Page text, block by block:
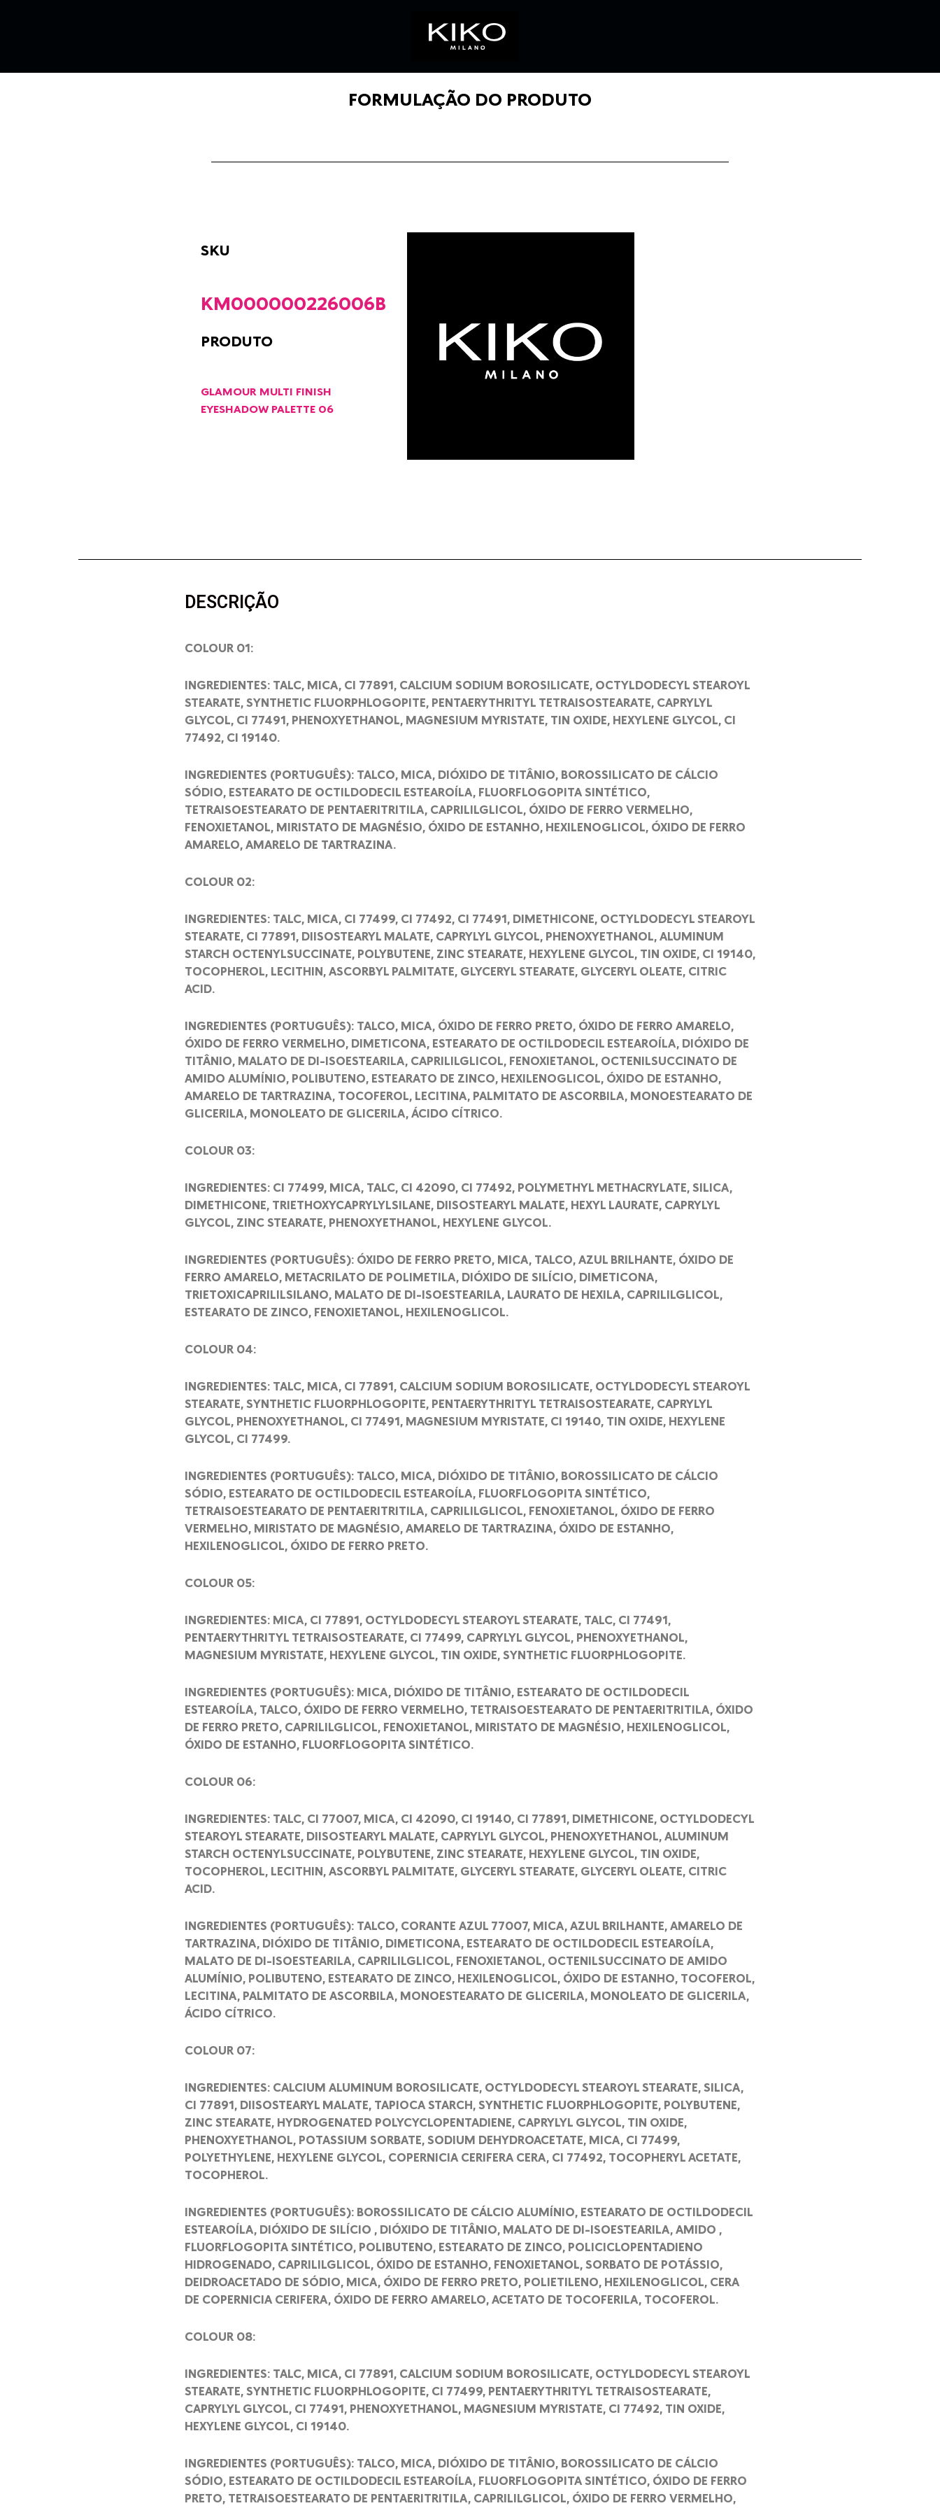
FORMULAÇÃO DO PRODUTO
SKU
KM000000226006B
PRODUTO
GLAMOUR MULTI FINISH
EYESHADOW PALETTE 06
DESCRIÇÃO
COLOUR 01:
INGREDIENTES: TALC, MICA, CI 77891, CALCIUM SODIUM BOROSILICATE, OCTYLDODECYL STEAROYL
STEARATE, SYNTHETIC FLUORPHLOGOPITE, PENTAERYTHRITYL TETRAISOSTEARATE, CAPRYLYL
GLYCOL, CI 77491, PHENOXYETHANOL, MAGNESIUM MYRISTATE, TIN OXIDE, HEXYLENE GLYCOL, CI
77492, CI 19140.
INGREDIENTES (PORTUGUÊS): TALCO, MICA, DIÓXIDO DE TITÂNIO, BOROSSILICATO DE CÁLCIO
SÓDIO, ESTEARATO DE OCTILDODECIL ESTEAROÍLA, FLUORFLOGOPITA SINTÉTICO,
TETRAISOESTEARATO DE PENTAERITRITILA, CAPRILILGLICOL, ÓXIDO DE FERRO VERMELHO,
FENOXIETANOL, MIRISTATO DE MAGNÉSIO, ÓXIDO DE ESTANHO, HEXILENOGLICOL, ÓXIDO DE FERRO
AMARELO, AMARELO DE TARTRAZINA.
COLOUR 02:
INGREDIENTES: TALC, MICA, CI 77499, CI 77492, CI 77491, DIMETHICONE, OCTYLDODECYL STEAROYL
STEARATE, CI 77891, DIISOSTEARYL MALATE, CAPRYLYL GLYCOL, PHENOXYETHANOL, ALUMINUM
STARCH OCTENYLSUCCINATE, POLYBUTENE, ZINC STEARATE, HEXYLENE GLYCOL, TIN OXIDE, CI 19140,
TOCOPHEROL, LECITHIN, ASCORBYL PALMITATE, GLYCERYL STEARATE, GLYCERYL OLEATE, CITRIC
ACID.
INGREDIENTES (PORTUGUÊS): TALCO, MICA, ÓXIDO DE FERRO PRETO, ÓXIDO DE FERRO AMARELO,
ÓXIDO DE FERRO VERMELHO, DIMETICONA, ESTEARATO DE OCTILDODECIL ESTEAROÍLA, DIÓXIDO DE
TITÂNIO, MALATO DE DI-ISOESTEARILA, CAPRILILGLICOL, FENOXIETANOL, OCTENILSUCCINATO DE
AMIDO ALUMÍNIO, POLIBUTENO, ESTEARATO DE ZINCO, HEXILENOGLICOL, ÓXIDO DE ESTANHO,
AMARELO DE TARTRAZINA, TOCOFEROL, LECITINA, PALMITATO DE ASCORBILA, MONOESTEARATO DE
GLICERILA, MONOLEATO DE GLICERILA, ÁCIDO CÍTRICO.
COLOUR 03:
INGREDIENTES: CI 77499, MICA, TALC, CI 42090, CI 77492, POLYMETHYL METHACRYLATE, SILICA,
DIMETHICONE, TRIETHOXYCAPRYLYLSILANE, DIISOSTEARYL MALATE, HEXYL LAURATE, CAPRYLYL
GLYCOL, ZINC STEARATE, PHENOXYETHANOL, HEXYLENE GLYCOL.
INGREDIENTES (PORTUGUÊS): ÓXIDO DE FERRO PRETO, MICA, TALCO, AZUL BRILHANTE, ÓXIDO DE
FERRO AMARELO, METACRILATO DE POLIMETILA, DIÓXIDO DE SILÍCIO, DIMETICONA,
TRIETOXICAPRILILSILANO, MALATO DE DI-ISOESTEARILA, LAURATO DE HEXILA, CAPRILILGLICOL,
ESTEARATO DE ZINCO, FENOXIETANOL, HEXILENOGLICOL.
COLOUR 04:
INGREDIENTES: TALC, MICA, CI 77891, CALCIUM SODIUM BOROSILICATE, OCTYLDODECYL STEAROYL
STEARATE, SYNTHETIC FLUORPHLOGOPITE, PENTAERYTHRITYL TETRAISOSTEARATE, CAPRYLYL
GLYCOL, PHENOXYETHANOL, CI 77491, MAGNESIUM MYRISTATE, CI 19140, TIN OXIDE, HEXYLENE
GLYCOL, CI 77499.
INGREDIENTES (PORTUGUÊS): TALCO, MICA, DIÓXIDO DE TITÂNIO, BOROSSILICATO DE CÁLCIO
SÓDIO, ESTEARATO DE OCTILDODECIL ESTEAROÍLA, FLUORFLOGOPITA SINTÉTICO,
TETRAISOESTEARATO DE PENTAERITRITILA, CAPRILILGLICOL, FENOXIETANOL, ÓXIDO DE FERRO
VERMELHO, MIRISTATO DE MAGNÉSIO, AMARELO DE TARTRAZINA, ÓXIDO DE ESTANHO,
HEXILENOGLICOL, ÓXIDO DE FERRO PRETO.
COLOUR 05:
INGREDIENTES: MICA, CI 77891, OCTYLDODECYL STEAROYL STEARATE, TALC, CI 77491,
PENTAERYTHRITYL TETRAISOSTEARATE, CI 77499, CAPRYLYL GLYCOL, PHENOXYETHANOL,
MAGNESIUM MYRISTATE, HEXYLENE GLYCOL, TIN OXIDE, SYNTHETIC FLUORPHLOGOPITE.
INGREDIENTES (PORTUGUÊS): MICA, DIÓXIDO DE TITÂNIO, ESTEARATO DE OCTILDODECIL
ESTEAROÍLA, TALCO, ÓXIDO DE FERRO VERMELHO, TETRAISOESTEARATO DE PENTAERITRITILA, ÓXIDO
DE FERRO PRETO, CAPRILILGLICOL, FENOXIETANOL, MIRISTATO DE MAGNÉSIO, HEXILENOGLICOL,
ÓXIDO DE ESTANHO, FLUORFLOGOPITA SINTÉTICO.
COLOUR 06:
INGREDIENTES: TALC, CI 77007, MICA, CI 42090, CI 19140, CI 77891, DIMETHICONE, OCTYLDODECYL
STEAROYL STEARATE, DIISOSTEARYL MALATE, CAPRYLYL GLYCOL, PHENOXYETHANOL, ALUMINUM
STARCH OCTENYLSUCCINATE, POLYBUTENE, ZINC STEARATE, HEXYLENE GLYCOL, TIN OXIDE,
TOCOPHEROL, LECITHIN, ASCORBYL PALMITATE, GLYCERYL STEARATE, GLYCERYL OLEATE, CITRIC
ACID.
INGREDIENTES (PORTUGUÊS): TALCO, CORANTE AZUL 77007, MICA, AZUL BRILHANTE, AMARELO DE
TARTRAZINA, DIÓXIDO DE TITÂNIO, DIMETICONA, ESTEARATO DE OCTILDODECIL ESTEAROÍLA,
MALATO DE DI-ISOESTEARILA, CAPRILILGLICOL, FENOXIETANOL, OCTENILSUCCINATO DE AMIDO
ALUMÍNIO, POLIBUTENO, ESTEARATO DE ZINCO, HEXILENOGLICOL, ÓXIDO DE ESTANHO, TOCOFEROL,
LECITINA, PALMITATO DE ASCORBILA, MONOESTEARATO DE GLICERILA, MONOLEATO DE GLICERILA,
ÁCIDO CÍTRICO.
COLOUR 07:
INGREDIENTES: CALCIUM ALUMINUM BOROSILICATE, OCTYLDODECYL STEAROYL STEARATE, SILICA,
CI 77891, DIISOSTEARYL MALATE, TAPIOCA STARCH, SYNTHETIC FLUORPHLOGOPITE, POLYBUTENE,
ZINC STEARATE, HYDROGENATED POLYCYCLOPENTADIENE, CAPRYLYL GLYCOL, TIN OXIDE,
PHENOXYETHANOL, POTASSIUM SORBATE, SODIUM DEHYDROACETATE, MICA, CI 77499,
POLYETHYLENE, HEXYLENE GLYCOL, COPERNICIA CERIFERA CERA, CI 77492, TOCOPHERYL ACETATE,
TOCOPHEROL.
INGREDIENTES (PORTUGUÊS): BOROSSILICATO DE CÁLCIO ALUMÍNIO, ESTEARATO DE OCTILDODECIL
ESTEAROÍLA, DIÓXIDO DE SILÍCIO , DIÓXIDO DE TITÂNIO, MALATO DE DI-ISOESTEARILA, AMIDO ,
FLUORFLOGOPITA SINTÉTICO, POLIBUTENO, ESTEARATO DE ZINCO, POLICICLOPENTADIENO
HIDROGENADO, CAPRILILGLICOL, ÓXIDO DE ESTANHO, FENOXIETANOL, SORBATO DE POTÁSSIO,
DEIDROACETADO DE SÓDIO, MICA, ÓXIDO DE FERRO PRETO, POLIETILENO, HEXILENOGLICOL, CERA
DE COPERNICIA CERIFERA, ÓXIDO DE FERRO AMARELO, ACETATO DE TOCOFERILA, TOCOFEROL.
COLOUR 08:
INGREDIENTES: TALC, MICA, CI 77891, CALCIUM SODIUM BOROSILICATE, OCTYLDODECYL STEAROYL
STEARATE, SYNTHETIC FLUORPHLOGOPITE, CI 77499, PENTAERYTHRITYL TETRAISOSTEARATE,
CAPRYLYL GLYCOL, CI 77491, PHENOXYETHANOL, MAGNESIUM MYRISTATE, CI 77492, TIN OXIDE,
HEXYLENE GLYCOL, CI 19140.
INGREDIENTES (PORTUGUÊS): TALCO, MICA, DIÓXIDO DE TITÂNIO, BOROSSILICATO DE CÁLCIO
SÓDIO, ESTEARATO DE OCTILDODECIL ESTEAROÍLA, FLUORFLOGOPITA SINTÉTICO, ÓXIDO DE FERRO
PRETO, TETRAISOESTEARATO DE PENTAERITRITILA, CAPRILILGLICOL, ÓXIDO DE FERRO VERMELHO,